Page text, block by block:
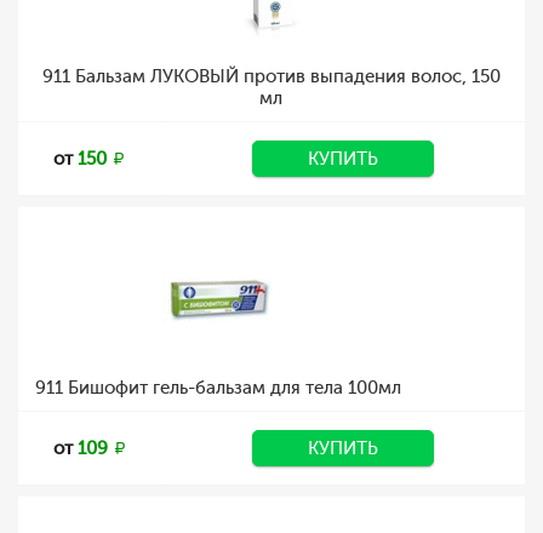
911 Бальзам ЛУКОВЫЙ против выпадения волос, 150
мл
от150 КУПИТЬ
911 Бишофит гель-бальзам для тела 100мл
от109 КУПИТЬ